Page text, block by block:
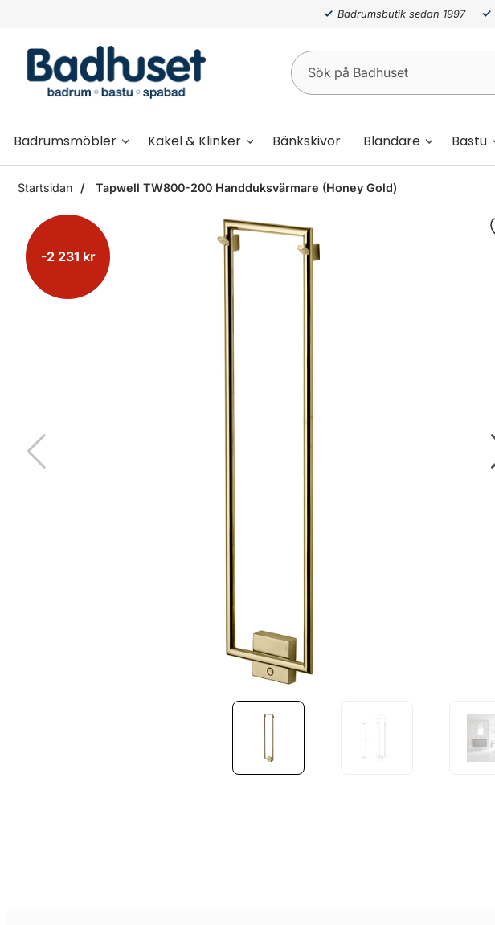
Badrumsbutik sedan 1997
Badrumsmöbler Kakel & Klinker Bänkskivor Blandare Bastu
Startsidan Tapwell TW800-200 Handduksvärmare (Honey Gold)
-2 231 kr